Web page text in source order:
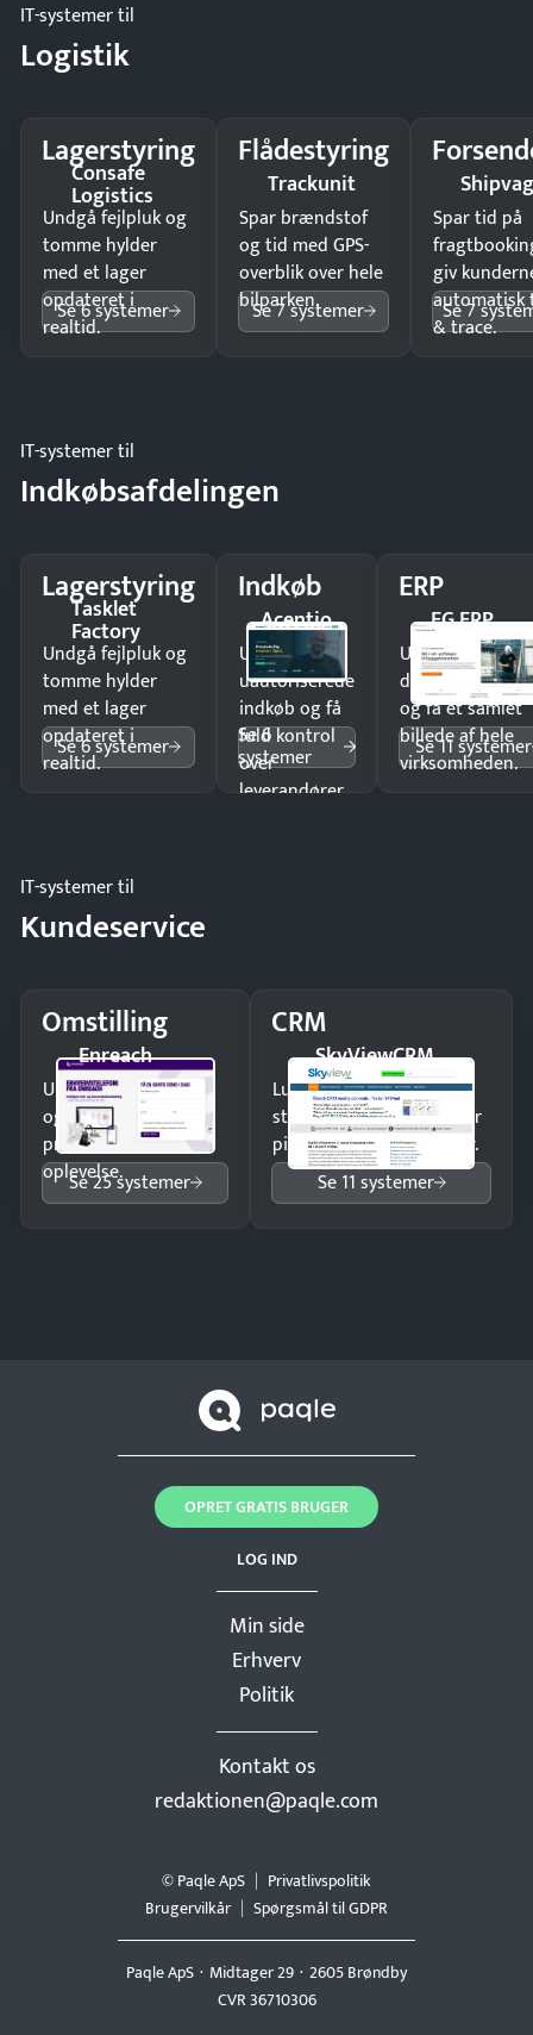
IT-systemer til
Logistik
Lagerstyring
Consafe
Logistics
Undgå fejlpluk og
tomme hylder
med et lager
opdateret i
realtid.
Se 6 systemer
Flådestyring
Trackunit
Spar brændstof
og tid med GPS-
overblik over hele
bilparken.
Se 7 systemer
Spar tid på
giv
automatisk
& trace.
Se 7
IT-systemer til
Indkøbsafdelingen
Lagerstyring
Tasklet
Factory
Undgå fejlpluk og
tomme hylder
med et lager
opdateret i
realtid.
Se 6 systemer
Indkøb
Acentio
Undgå
uautoriserede
indkøb og få
fuld kontrol
over
leverandører
Se 6
systemer
ERP
EG ERP
Undgå
og få ét samlet
billede af hele
virksomheden.
Se 11 systemer
IT-systemer til
Kundeservice
Omstilling
Enreach
Undgå tabte opkald
og giv kunderne en
professionel
oplevelse.
Se 25 systemer
CRM
SkyViewCRM
Luk flere salg med et
struktureret overblik over
pipeline og opfølgninger.
Se 11 systemer
Min side
Erhverv
Politik
Kontakt os
redaktionen@paqle.com
LOG IND
OPRET GRATIS BRUGER
Paqle ApS Midtager 29 2605 Brøndby
CVR 36710306
© Paqle ApS
Privatlivspolitik
Brugervilkår
Spørgsmål til GDPR